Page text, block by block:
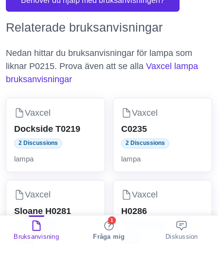
Relaterade bruksanvisningar
Nedan hittar du bruksanvisningar för lampa som
liknar P0215. Prova även att se alla Vaxcel lampa
bruksanvisningar
Vaxcel
Dockside T0219
2 Discussions
lampa
Vaxcel
C0235
2 Discussions
lampa
Vaxcel
Sloane H0281
2 Discussions
lampa
Vaxcel
H0286
lampa
Bruksanvisning
1
Fråga mig Diskussion